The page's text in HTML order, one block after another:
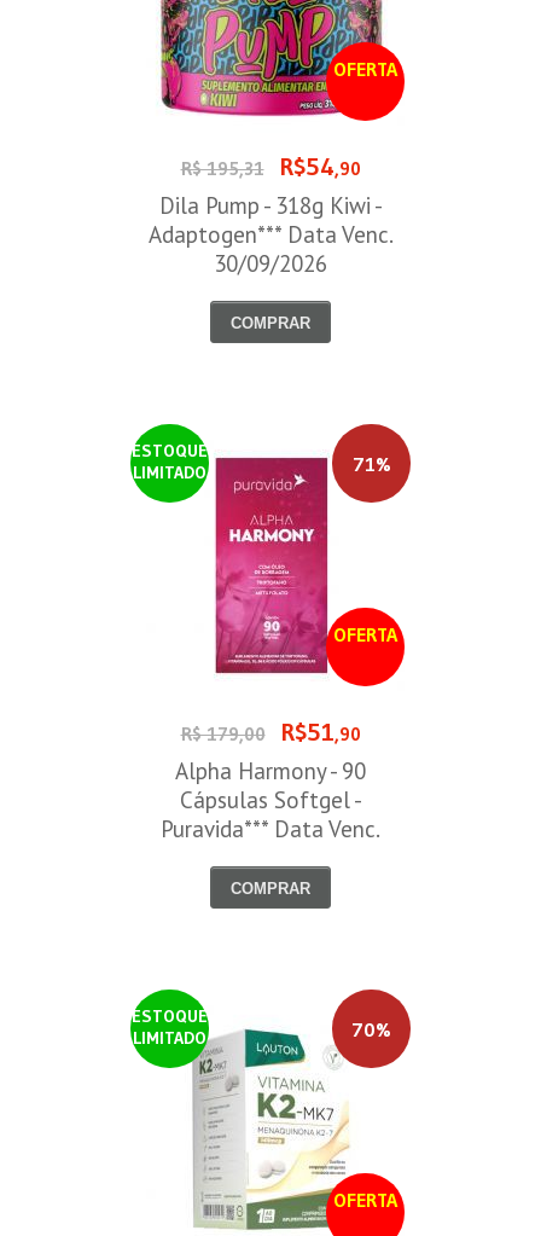
OFERTA
R$ 195,31 R$54,90
Dila Pump - 318g Kiwi -
Adaptogen*** Data Venc.
30/09/2026
COMPRAR
ESTOQUE
LIMITADO
OFERTA
71%
R$ 179,00 R$51,90
Alpha Harmony - 90
Cápsulas Softgel -
Puravida*** Data Venc.
COMPRAR
ESTOQUE
LIMITADO
OFERTA
70%